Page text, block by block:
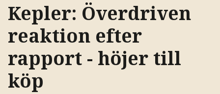
Kepler: Överdriven
reaktion efter
rapport - höjer till
köp